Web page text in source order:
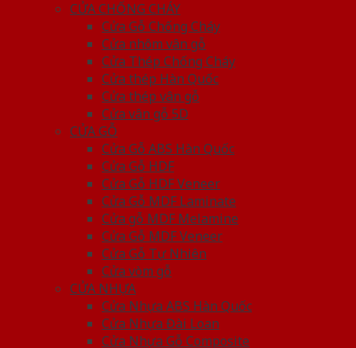
CỬA CHỐNG CHÁY
Cửa Gỗ Chống Cháy
Cửa nhôm vân gỗ
Cửa Thép Chống Cháy
Cửa thép Hàn Quốc
Cửa thép vân gỗ
Cửa vân gỗ 5D
CỬA GỖ
Cửa Gỗ ABS Hàn Quốc
Cửa Gỗ HDF
Cửa Gỗ HDF Veneer
Cửa Gỗ MDF Laminate
Cửa gỗ MDF Melamine
Cửa Gỗ MDF Veneer
Cửa Gỗ Tự Nhiên
Cửa vòm gỗ
CỬA NHỰA
Cửa Nhựa ABS Hàn Quốc
Cửa Nhựa Đài Loan
Cửa Nhựa Gỗ Composite